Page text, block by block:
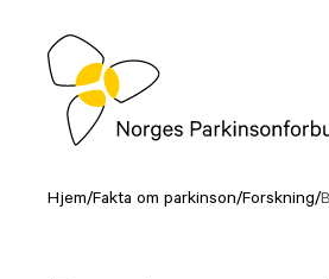
innhold
Hjem/Fakta om parkinson/Forskning/